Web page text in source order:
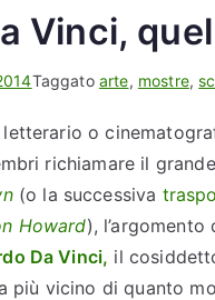
Vinci,
Taggato arte, mostre,
o
richiamare il
(o la successiva
Howard),
Da Vinci, il
più vicino di quanto